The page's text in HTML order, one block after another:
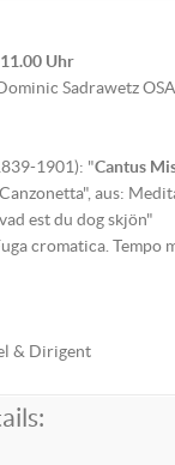
Uhr
Sadrawetz OSA
1901): "Cantus
aus:
est du dog skjön"
cromatica. Tempo
& Dirigent